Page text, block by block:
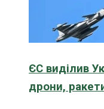
ЄС виділив
дрони,